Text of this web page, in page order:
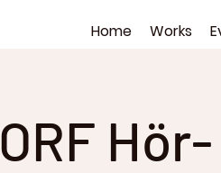
Home Works
ORF